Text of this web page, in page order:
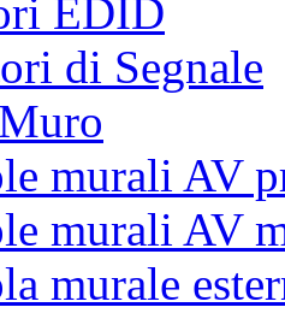
EDID
di Segnale
murali AV
murali AV
murale